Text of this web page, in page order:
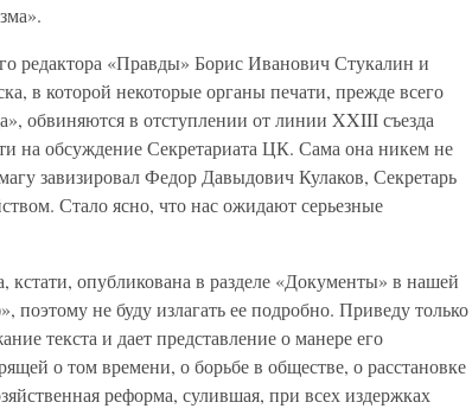
редактора «Правды» Борис Иванович Стукалин и
в которой некоторые органы печати, прежде всего
обвиняются в отступлении от линии XXIII съезда
на обсуждение Секретариата ЦК. Сама она никем не
завизировал Федор Давыдович Кулаков, Секретарь
Стало ясно, что нас ожидают серьезные
кстати, опубликована в разделе «Документы» в нашей
поэтому не буду излагать ее подробно. Приведу только
текста и дает представление о манере его
о том времени, о борьбе в обществе, о расстановке
реформа, сулившая, при всех издержках